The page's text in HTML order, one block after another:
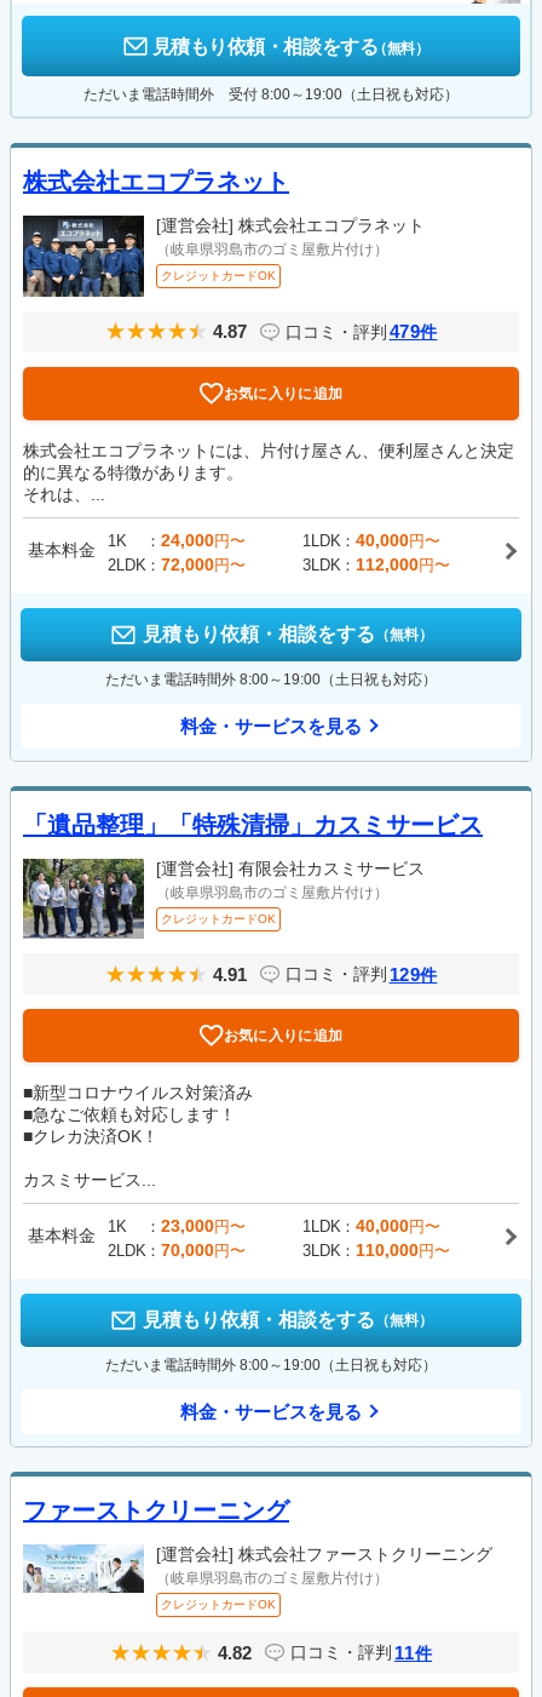
見積もり依頼・相談をする（無料）
ただいま電話時間外 受付 8:00～19:00（土日祝も対応）
株式会社エコプラネット
[運営会社] 株式会社エコプラネット
（岐阜県羽島市のゴミ屋敷片付け）
クレジットカードOK
4.87 口コミ・評判 479件
お気に入りに追加
株式会社エコプラネットには、片付け屋さん、便利屋さんと決定
的に異なる特徴があります。
それは、...
基本料金 1K 24,000円〜 1LDK 40,000円〜
2LDK
72,000円〜 3LDK 112,000円〜
見積もり依頼・相談をする （無料）
ただいま電話時間外 8:00～19:00（土日祝も対応）
料金・サービスを見る
「遺品整理」「特殊清掃」カスミサービス
[運営会社] 有限会社カスミサービス
（岐阜県羽島市のゴミ屋敷片付け）
クレジットカードOK
4.91 口コミ・評判 129件
お気に入りに追加
■新型コロナウイルス対策済み
■急なご依頼も対応します！
■クレカ決済OK！
カスミサービス...
基本料金 1K 23,000円〜 1LDK 40,000円〜
2LDK
70,000円〜 3LDK 110,000円〜
見積もり依頼・相談をする （無料）
ただいま電話時間外 8:00～19:00（土日祝も対応）
料金・サービスを見る
ファーストクリーニング
[運営会社] 株式会社ファーストクリーニング
（岐阜県羽島市のゴミ屋敷片付け）
クレジットカードOK
4.82 口コミ・評判 11件